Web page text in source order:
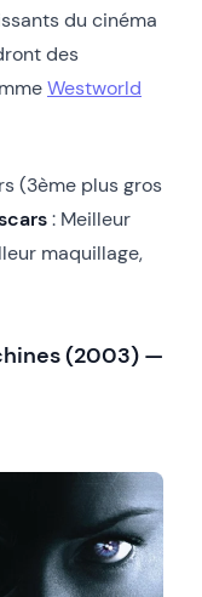
du cinéma
des
Westworld
(3ème plus gros
: Meilleur
maquillage,
(2003) —